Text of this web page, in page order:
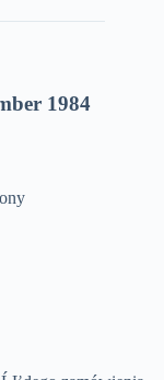
1984